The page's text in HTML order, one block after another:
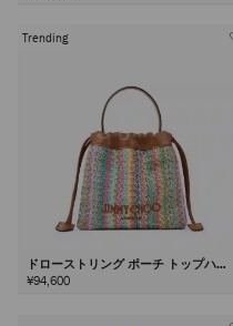
Trending
ドローストリング ポーチ トップハン
ドル
¥94,600